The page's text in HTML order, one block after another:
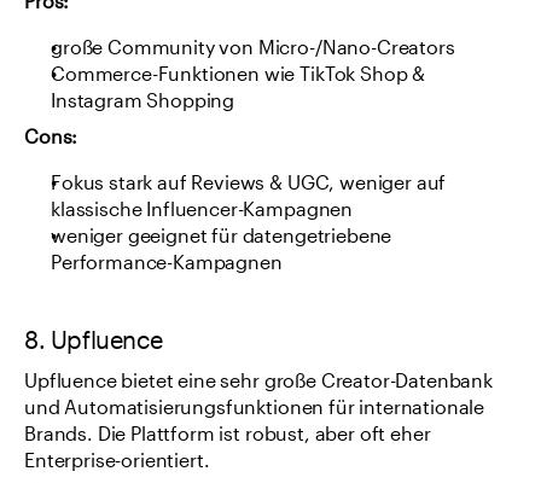
große Community von Micro-/Nano-Creators
Commerce-Funktionen wie TikTok Shop &
Instagram Shopping
Cons:
Fokus stark auf Reviews & UGC, weniger auf
klassische Influencer-Kampagnen
weniger geeignet für datengetriebene
Performance-Kampagnen
8. Upfluence
Upfluence bietet eine sehr große Creator-Datenbank
und Automatisierungsfunktionen für internationale
Brands. Die Plattform ist robust, aber oft eher
Enterprise-orientiert.